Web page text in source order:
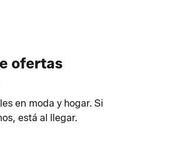
ofertas
en moda y hogar. Si
está al llegar.